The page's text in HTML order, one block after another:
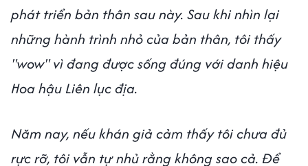
phát triển bản thân sau này. Sau khi nhìn lại
những hành trình nhỏ của bản thân, tôi thấy
"wow" vì đang được sống đúng với danh hiệu
Hoa hậu Liên lục địa.
Năm nay, nếu khán giả cảm thấy tôi chưa đủ
rực rỡ, tôi vẫn tự nhủ rằng không sao cả. Để